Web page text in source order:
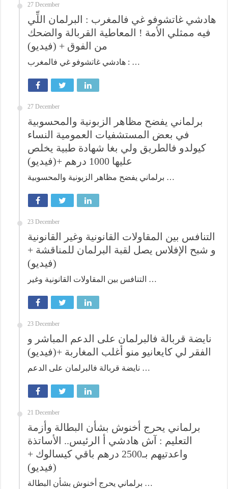
27 December
هادشي غاتشوفو غي فالمغرب : البرلمان اللِّي
فيه ممثلي الأمة ! المعاطية القربالة والضحك
من الفوق + (فيديو)
هادشي غاتشوفو غي فالمغرب : …
27 December
برلماني يفضح مظاهر الزبونية والمحسوبية
في بعض المستشفيات العمومية النساء
كيولدو فالطريق ولي بغا شهادة طبية يخلص
عليها 1000 درهم +(فيديو)
برلماني يفضح مظاهر الزبونية والمحسوبية …
23 December
التنافس بين المقاولات القانونية وغير القانونية
و شبح الإفلاس يصل لقبة البرلمان للمناقشة +
(فيديو)
التنافس بين المقاولات القانونية وغير …
23 December
نايضة قربالة فالبرلمان على الدعم المباشر و
الفقر لي كايعانيو منو أغلب المغاربة +(فيديو)
نايضة قربالة فالبرلمان على الدعم …
21 December
برلماني يحرج أخنوش بشأن البطالة وأزمة
التعليم : آش هادشي أ الرئيس.. الأساتذة
واعدتيهم بـ2500 درهم باقي كيسالوك +
(فيديو)
برلماني يحرج أخنوش بشأن البطالة …